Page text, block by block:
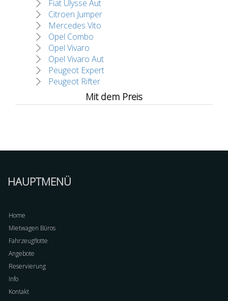
Fiat Ulysse Aut
Citroen Jumper
Mercedes Vito
Opel Combo
Opel Vivaro
Opel Vivaro Aut
Peugeot Expert
Peugeot Rifter
Mit dem Preis
HAUPTMENÜ
Home
Mietwagen Büros
Fahrzeugflotte
Angebote
Reservierung
Info
Kontakt